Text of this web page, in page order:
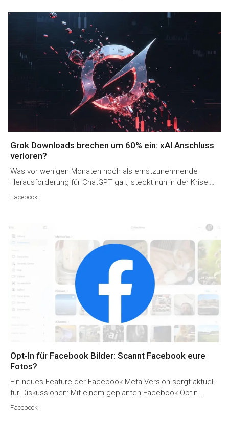
Grok Downloads brechen um 60% ein: xAI Anschluss
verloren?
Was vor wenigen Monaten noch als ernstzunehmende
Herausforderung für ChatGPT galt, steckt nun in der Krise:…
Facebook
Opt-In für Facebook Bilder: Scannt Facebook eure
Fotos?
Ein neues Feature der Facebook Meta Version sorgt aktuell
für Diskussionen: Mit einem geplanten Facebook OptIn…
Facebook